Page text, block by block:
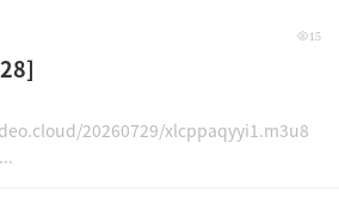
15
20260729/xlcppaqyyi1.m3u8